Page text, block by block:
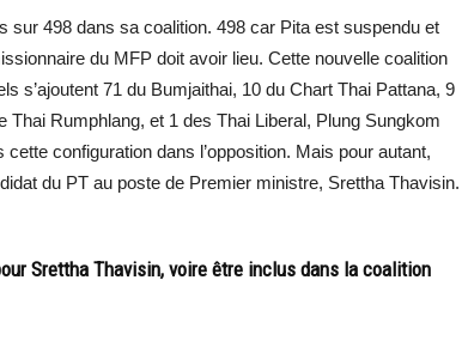
sur 498 dans sa coalition. 498 car Pita est suspendu et
du MFP doit avoir lieu. Cette nouvelle coalition
s’ajoutent 71 du Bumjaithai, 10 du Chart Thai Pattana, 9
Rumphlang, et 1 des Thai Liberal, Plung Sungkom
configuration dans l’opposition. Mais pour autant,
du PT au poste de Premier ministre, Srettha Thavisin.
Srettha Thavisin, voire être inclus dans la coalition